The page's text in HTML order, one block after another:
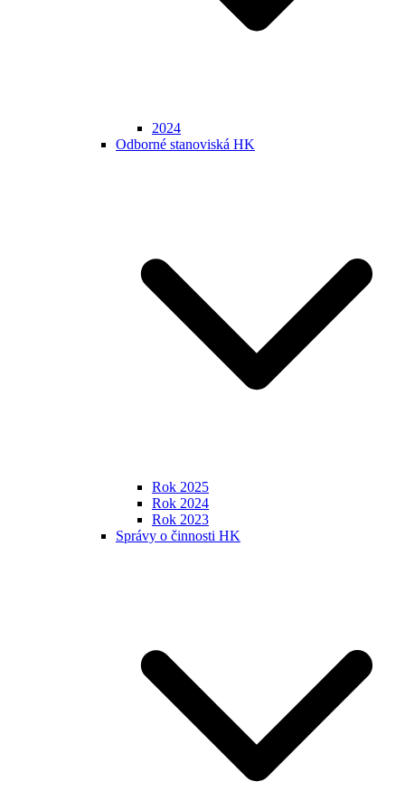
2024
Odborné stanoviská HK
Rok 2025
Rok 2024
Rok 2023
Správy o činnosti HK